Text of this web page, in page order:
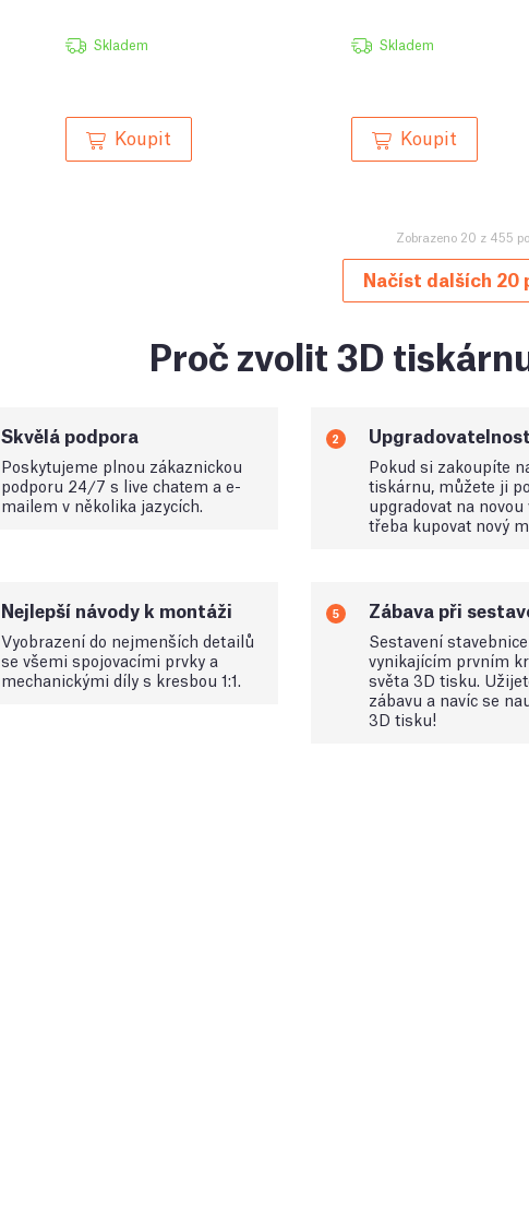
Skladem
Koupit
Skladem
Koupit
Zobrazeno 20 z 455
Načíst dalších 20
Proč zvolit 3D
Skvělá podpora
Poskytujeme plnou zákaznickou
podporu 24/7 s live chatem a e-
mailem v několika jazycích.
2 Upgradovatelnost
Pokud si zakoupíte
tiskárnu, můžete ji
upgradovat na
třeba kupovat nový
Nejlepší návody k montáži
Vyobrazení do nejmenších detailů
se všemi spojovacími prvky a
mechanickými díly s kresbou 1:1.
5 Zábava při
Sestavení
vynikajícím prvním
světa 3D tisku.
zábavu a navíc se
3D tisku!